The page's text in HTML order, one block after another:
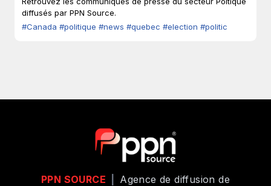
diffusés par PPN Source.
#Canada #politique #news #quebec #election #politic
PPN SOURCE
Agence de diffusion de